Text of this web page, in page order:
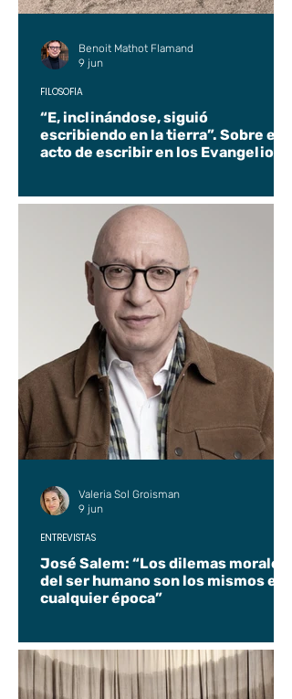
“E, inclinándose, siguió
escribiendo en la tierra”. Sobre el
acto de escribir en los Evangelios.
FILOSOFÍA
Benoit Mathot Flamand
9 jun
José Salem: “Los dilemas morales
del ser humano son los mismos en
cualquier época”
ENTREVISTAS
Valeria Sol Groisman
9 jun